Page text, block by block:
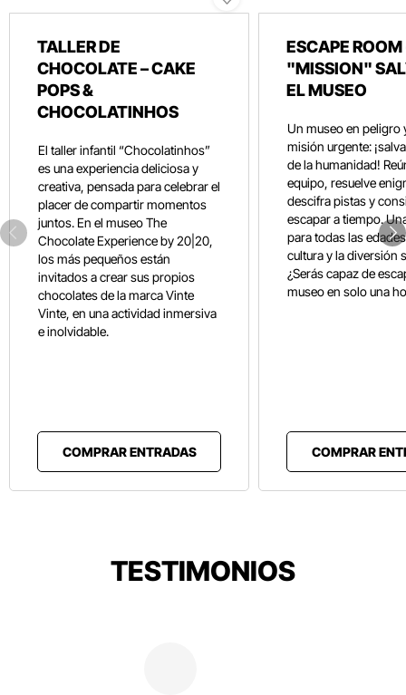
TALLER DE
CHOCOLATE – CAKE
POPS &
CHOCOLATINHOS
El taller infantil “Chocolatinhos”
es una experiencia deliciosa y
creativa, pensada para celebrar el
placer de compartir momentos
juntos. En el museo The
Chocolate Experience by 20|20,
los más pequeños están
invitados a crear sus propios
chocolates de la marca Vinte
Vinte, en una actividad inmersiva
e inolvidable.
COMPRAR ENTRADAS
ESCAPE ROOM
"MISSION"
EL MUSEO
Un museo en peligro
misión urgente:
de la humanidad!
equipo, resuelve
descifra pistas y
escapar a tiempo.
para todas las
cultura y la diversión
¿Serás capaz de
museo en solo una
COMPRAR
TESTIMONIOS